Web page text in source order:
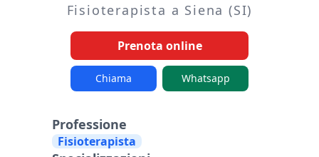
Fisioterapista a Siena (SI)
Prenota online
Chiama Whatsapp
Professione
Fisioterapista